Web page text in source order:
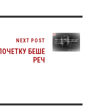
NEXT POST
БЕШЕ
РЕЧ